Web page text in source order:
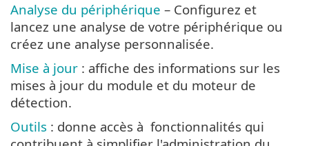
Analyse du périphérique – Configurez et
lancez une analyse de votre périphérique ou
créez une analyse personnalisée.
Mise à jour : affiche des informations sur les
mises à jour du module et du moteur de
détection.
Outils : donne accès à fonctionnalités qui